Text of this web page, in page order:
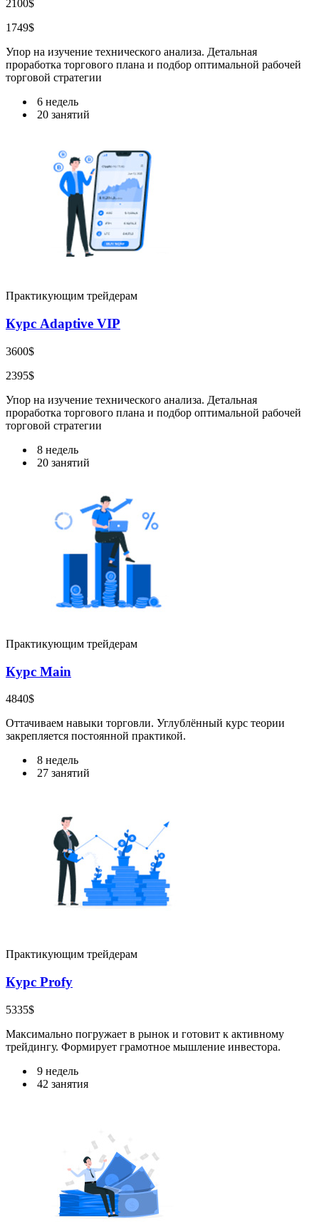
2100$
1749$
Упор на изучение технического анализа. Детальная
проработка торгового плана и подбор оптимальной рабочей
торговой стратегии
6 недель
20 занятий
Практикующим трейдерам
Курс Adaptive VIP
3600$
2395$
Упор на изучение технического анализа. Детальная
проработка торгового плана и подбор оптимальной рабочей
торговой стратегии
8 недель
20 занятий
Практикующим трейдерам
Курс Main
4840$
Оттачиваем навыки торговли. Углублённый курс теории
закрепляется постоянной практикой.
8 недель
27 занятий
Практикующим трейдерам
Курс Profy
5335$
Максимально погружает в рынок и готовит к активному
трейдингу. Формирует грамотное мышление инвестора.
9 недель
42 занятия